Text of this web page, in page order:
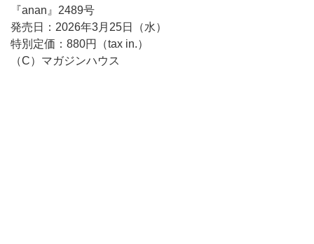
『anan』2489号
発売日：2026年3月25日（水）
特別定価：880円（tax in.）
（C）マガジンハウス